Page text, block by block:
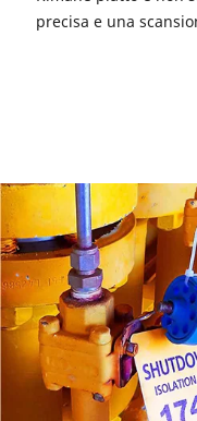
precisa e una